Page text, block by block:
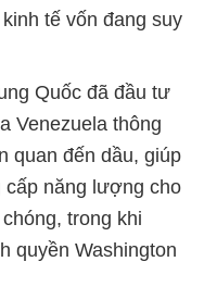
tế vốn đang suy
Quốc đã đầu tư
Venezuela thông
quan đến dầu, giúp
cấp năng lượng cho
trong khi
quyền Washington